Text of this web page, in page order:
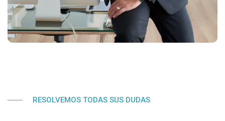
RESOLVEMOS TODAS SUS DUDAS